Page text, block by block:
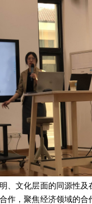
、文化层面的同源性
作，聚焦经济领域的